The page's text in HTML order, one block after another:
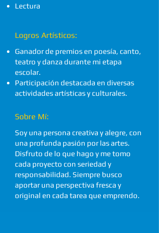
Lectura
Logros Artísticos:
Ganador de premios en poesía, canto,
teatro y danza durante mi etapa
escolar.
Participación destacada en diversas
actividades artísticas y culturales.
Sobre Mí:
Soy una persona creativa y alegre, con
una profunda pasión por las artes.
Disfruto de lo que hago y me tomo
cada proyecto con seriedad y
responsabilidad. Siempre busco
aportar una perspectiva fresca y
original en cada tarea que emprendo.